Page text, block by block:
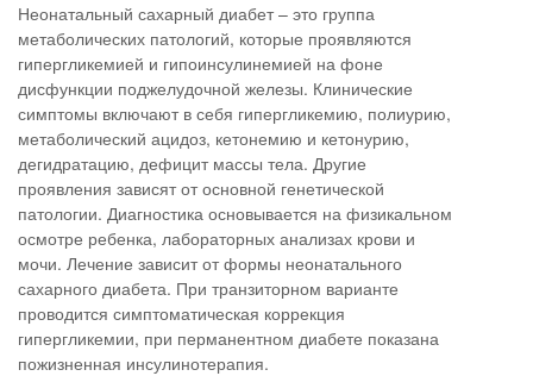
Неонатальный сахарный диабет – это группа
метаболических патологий, которые проявляются
гипергликемией и гипоинсулинемией на фоне
дисфункции поджелудочной железы. Клинические
симптомы включают в себя гипергликемию, полиурию,
метаболический ацидоз, кетонемию и кетонурию,
дегидратацию, дефицит массы тела. Другие
проявления зависят от основной генетической
патологии. Диагностика основывается на физикальном
осмотре ребенка, лабораторных анализах крови и
мочи. Лечение зависит от формы неонатального
сахарного диабета. При транзиторном варианте
проводится симптоматическая коррекция
гипергликемии, при перманентном диабете показана
пожизненная инсулинотерапия.